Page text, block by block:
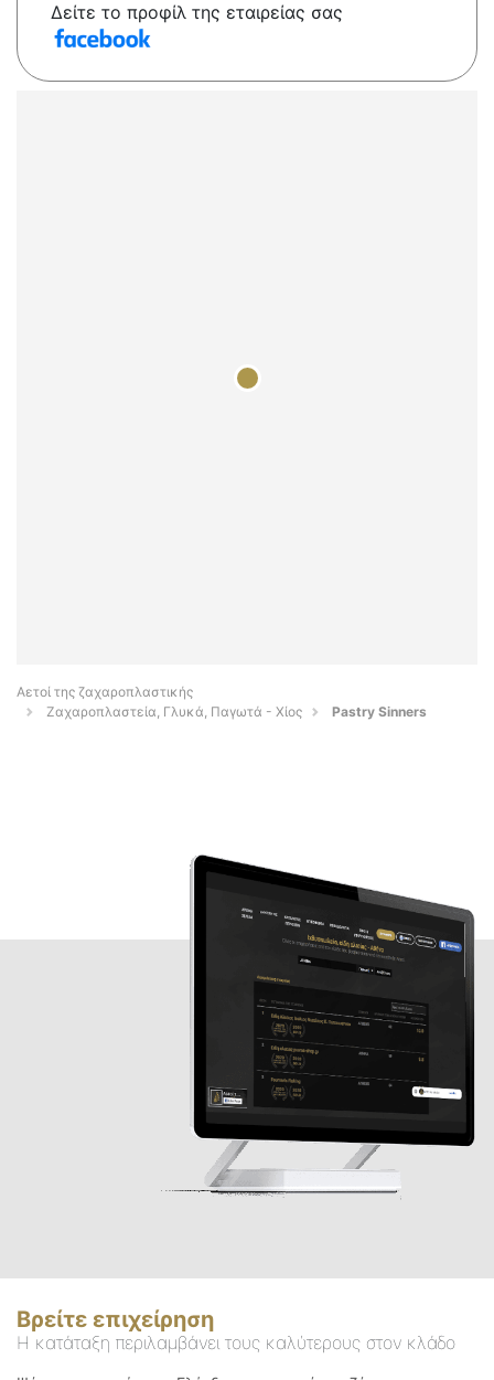
Δείτε το προφίλ της εταιρείας σας
Αετοί της ζαχαροπλαστικής
Ζαχαροπλαστεία, Γλυκά, Παγωτά - Χίος
Pastry Sinners
Βρείτε επιχείρηση
Η κατάταξη περιλαμβάνει τους καλύτερους στον κλάδο